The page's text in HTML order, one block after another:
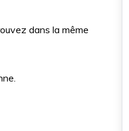
dans la même